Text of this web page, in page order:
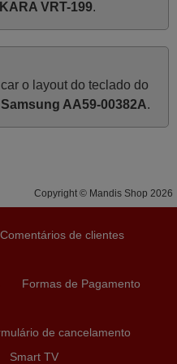
PORTUGAL
ao solicitado no corpo
sobre a experiência que
informação ao
o processo,
dos prazos A TUDO
que assim continuem, pois
Empresas cuja
tão prática e eficiente
VRT-199.
o layout do teclado do
Samsung AA59-00382A.
Copyright © Mandis Shop 2026
Comentários de clientes
Formas de Pagamento
de cancelamento
Smart TV